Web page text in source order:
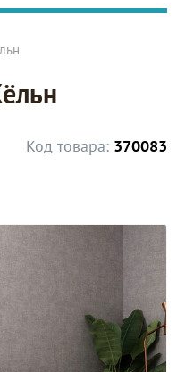
Код товара: 370083